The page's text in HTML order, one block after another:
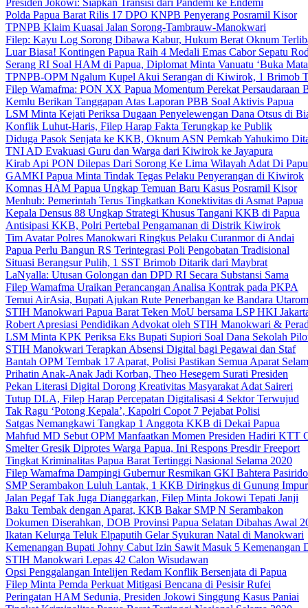
Presiden Jokowi: Siapkan Transisi dari Pandemi ke Endemi
Polda Papua Barat Rilis 17 DPO KNPB Penyerang Posramil Kisor
TPNPB Klaim Kuasai Jalan Sorong-Tambrauw-Manokwari
Filep: Kayu Log Sorong Dibawa Kabur, Hukum Berat Oknum
Luar Biasa! Kontingen Papua Raih 4 Medali Emas Cabor Sepatu
Serang RI Soal HAM di Papua, Diplomat Minta Vanuatu ‘Buka
TPNPB-OPM Ngalum Kupel Akui Serangan di Kiwirok, 1 Brimob
Filep Wamafma: PON XX Papua Momentum Perekat Persaudaraan
Kemlu Berikan Tanggapan Atas Laporan PBB Soal Aktivis Papua
LSM Minta Kejati Periksa Dugaan Penyelewengan Dana Otsus di
Konflik Luhut-Haris, Filep Harap Fakta Terungkap ke Publik
Diduga Pasok Senjata ke KKB, Oknum ASN Pemkab Yahukimo
TNI AD Evakuasi Guru dan Warga dari Kiwirok ke Jayapura
Kirab Api PON Dilepas Dari Sorong Ke Lima Wilayah Adat Di
GAMKI Papua Minta Tindak Tegas Pelaku Penyerangan di Kiwirok
Komnas HAM Papua Ungkap Temuan Baru Kasus Posramil Kisor
Menhub: Pemerintah Terus Tingkatkan Konektivitas di Asmat Papua
Kepala Densus 88 Ungkap Strategi Khusus Tangani KKB di Papua
Antisipasi KKB, Polri Pertebal Pengamanan di Distrik Kiwirok
Tim Avatar Polres Manokwari Ringkus Pelaku Curanmor di Andai
Papua Perlu Bangun RS Terintegrasi Poli Pengobatan Tradisional
Situasi Berangsur Pulih, 1 SST Brimob Ditarik dari Maybrat
LaNyalla: Utusan Golongan dan DPD RI Secara Substansi Sama
Filep Wamafma Uraikan Perancangan Analisa Kontrak pada PKPA
Temui AirAsia, Bupati Ajukan Rute Penerbangan ke Bandara Utarom
STIH Manokwari Papua Barat Teken MoU bersama LSP HKI
Robert Apresiasi Pendidikan Advokat oleh STIH Manokwari &
LSM Minta KPK Periksa Eks Bupati Supiori Soal Dana Sekolah
STIH Manokwari Terapkan Absensi Digital bagi Pegawai dan Staf
Bantah OPM Tembak 17 Aparat, Polisi Pastikan Semua Aparat
Prihatin Anak-Anak Jadi Korban, Theo Hesegem Surati Presiden
Pekan Literasi Digital Dorong Kreativitas Masyarakat Adat Saireri
Tutup DLA, Filep Harap Percepatan Digitalisasi 4 Sektor Terwujud
Tak Ragu ‘Potong Kepala’, Kapolri Copot 7 Pejabat Polisi
Satgas Nemangkawi Tangkap 1 Anggota KKB di Dekai Papua
Mahfud MD Sebut OPM Manfaatkan Momen Presiden Hadiri KTT
Smelter Gresik Diprotes Warga Papua, Ini Respons Presdir Freeport
Tingkat Kriminalitas Papua Barat Tertinggi Nasional Selama 2020
Filep Wamafma Dampingi Gubernur Resmikan GKI Bahtera Pasirido
SMP Serambakon Luluh Lantak, 1 KKB Diringkus di Gunung
Jalan Pegaf Tak Juga Dianggarkan, Filep Minta Jokowi Tepati Janji
Baku Tembak dengan Aparat, KKB Bakar SMP N Serambakon
Dokumen Diserahkan, DOB Provinsi Papua Selatan Dibahas Awal
Ikatan Kelurga Teluk Elpaputih Gelar Syukuran Natal di Manokwari
Kemenangan Bupati Johny Cabut Izin Sawit Masuk 5 Kemenangan
STIH Manokwari Lepas 42 Calon Wisudawan
Opsi Penggalangan Intelijen Redam Konflik Bersenjata di Papua
Filep Minta Pemda Perkuat Mitigasi Bencana di Pesisir Rufei
Peringatan HAM Sedunia, Presiden Jokowi Singgung Kasus Paniai